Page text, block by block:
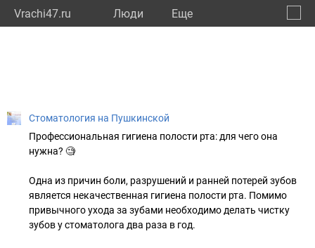
Vrachi47.ru Люди Eще
Стоматология на Пушкинской
Профессиональная гигиена полости рта: для чего она
нужна? 🧐
Одна из причин боли, разрушений и ранней потерей зубов
является некачественная гигиена полости рта. Помимо
привычного ухода за зубами необходимо делать чистку
зубов у стоматолога два раза в год.